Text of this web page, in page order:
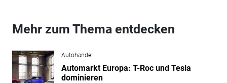
Mehr zum Thema entdecken
Autohandel
Automarkt Europa: T-Roc und Tesla
dominieren